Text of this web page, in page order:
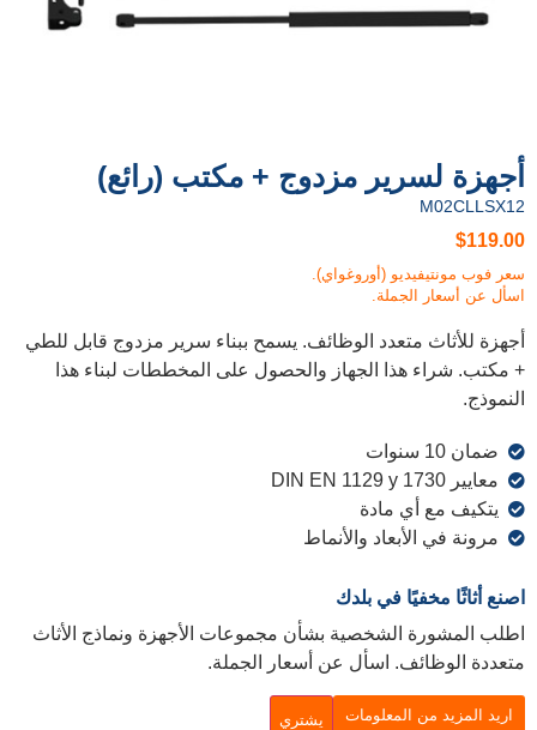
مزدوج + مكتب (رائع)
(أوروغواي).
الجملة.
متعدد الوظائف. يسمح ببناء سرير مزدوج قابل للطي
هذا الجهاز والحصول على المخططات لبناء هذا
أي مادة
الأبعاد والأنماط
في بلدك
الشخصية بشأن مجموعات الأجهزة ونماذج الأثاث
اسأل عن أسعار الجملة.
من المعلومات يشتري